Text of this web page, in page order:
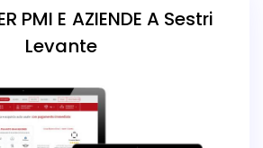
PMI E AZIENDE A Sestri
Levante